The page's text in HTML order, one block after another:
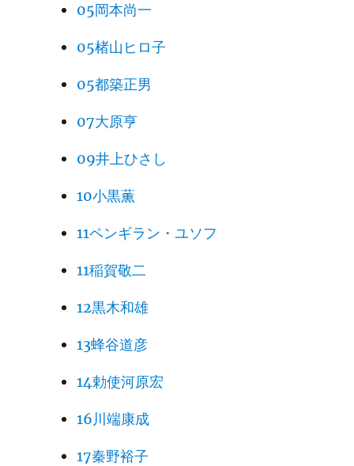
05岡本尚一
05楮山ヒロ子
05都築正男
07大原亨
09井上ひさし
10小黒薫
11ペンギラン・ユソフ
11稲賀敬二
12黒木和雄
13蜂谷道彦
14勅使河原宏
16川端康成
17秦野裕子